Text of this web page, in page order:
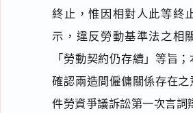
終止，惟因相對人此等終
示，違反勞動基準法之相
「勞動契約仍存續」等旨
確認兩造間僱傭關係存在
件勞資爭議訴訟第一次言詞